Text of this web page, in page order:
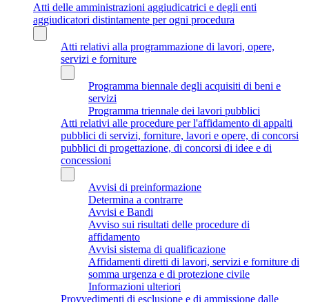
Atti delle amministrazioni aggiudicatrici e degli enti
aggiudicatori distintamente per ogni procedura
Atti relativi alla programmazione di lavori, opere,
servizi e forniture
Programma biennale degli acquisiti di beni e
servizi
Programma triennale dei lavori pubblici
Atti relativi alle procedure per l'affidamento di appalti
pubblici di servizi, forniture, lavori e opere, di concorsi
pubblici di progettazione, di concorsi di idee e di
concessioni
Avvisi di preinformazione
Determina a contrarre
Avvisi e Bandi
Avviso sui risultati delle procedure di
affidamento
Avvisi sistema di qualificazione
Affidamenti diretti di lavori, servizi e forniture di
somma urgenza e di protezione civile
Informazioni ulteriori
Provvedimenti di esclusione e di ammissione dalle